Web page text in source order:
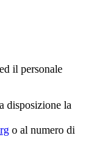
il personale
disposizione la
o al numero di